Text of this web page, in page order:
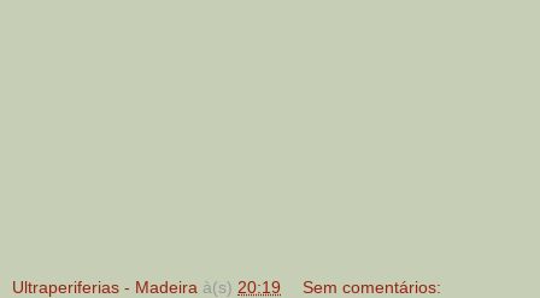
Ultraperiferias - Madeira à(s) 20:19 Sem comentários: